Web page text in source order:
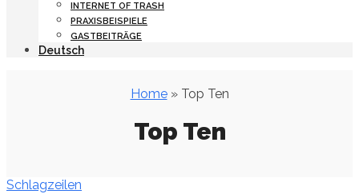
INTERNET OF TRASH
PRAXISBEISPIELE
GASTBEITRÄGE
Deutsch
Home» Top Ten
Top Ten
Schlagzeilen